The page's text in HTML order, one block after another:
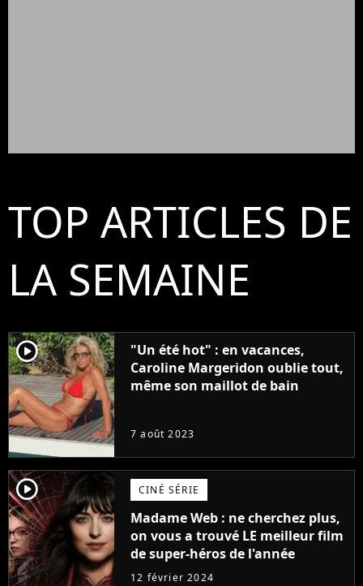
TOP ARTICLES DE
LA SEMAINE
player2
"Un été hot" : en vacances,
Caroline Margeridon oublie tout,
même son maillot de bain
7 août 2023
player2 CINÉ SÉRIE
Madame Web : ne cherchez plus,
on vous a trouvé LE meilleur film
de super-héros de l'année
12 février 2024